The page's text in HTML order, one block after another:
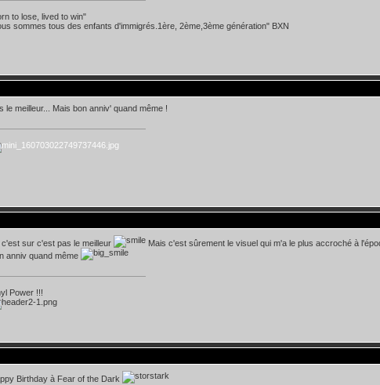
to lose, lived to win"
sommes tous des enfants d'immigrés.1ère, 2ème,3ème génération" BXN
le meilleur... Mais bon anniv' quand même !
c'est sur c'est pas le meilleur
Mais c'est sûrement le visuel qui m'a le plus accroché à
anniv quand même
Power !!!
Birthday à Fear of the Dark